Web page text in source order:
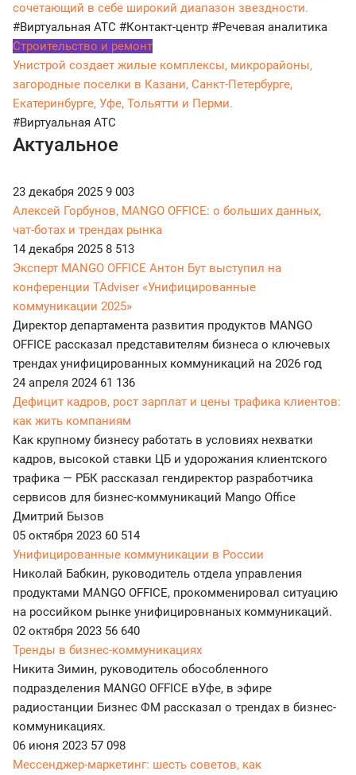
сочетающий в себе широкий диапазон звездности.
#Виртуальная АТС #Контакт-центр #Речевая аналитика
Строительство и ремонт
Унистрой создает жилые комплексы, микрорайоны,
загородные поселки в Казани, Санкт-Петербурге,
Екатеринбурге, Уфе, Тольятти и Перми.
#Виртуальная АТС
Актуальное
23 декабря 2025 9 003
Алексей Горбунов, MANGO OFFICE: о больших данных,
чат-ботах и трендах рынка
14 декабря 2025 8 513
Эксперт MANGO OFFICE Антон Бут выступил на
конференции TAdviser «Унифицированные
коммуникации 2025»
Директор департамента развития продуктов MANGO
OFFICE рассказал представителям бизнеса о ключевых
трендах унифицированных коммуникаций на 2026 год
24 апреля 2024 61 136
Дефицит кадров, рост зарплат и цены трафика клиентов:
как жить компаниям
Как крупному бизнесу работать в условиях нехватки
кадров, высокой ставки ЦБ и удорожания клиентского
трафика — РБК рассказал гендиректор разработчика
сервисов для бизнес-коммуникаций Mango Office
Дмитрий Бызов
05 октября 2023 60 514
Унифицированные коммуникации в России
Николай Бабкин, руководитель отдела управления
продуктами MANGO OFFICE, прокомменировал ситуацию
на российком рынке унифицировнаных коммуникаций.
02 октября 2023 56 640
Тренды в бизнес-коммуникациях
Никита Зимин, руководитель обособленного
подразделения MANGO OFFICE вУфе, в эфире
радиостанции Бизнес ФМ рассказал о трендах в бизнес-
коммуникациях.
06 июня 2023 57 098
Мессенджер-маркетинг: шесть советов, как